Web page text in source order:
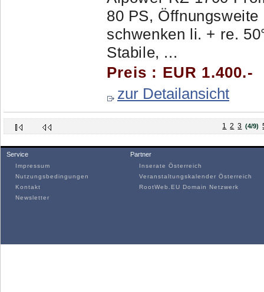
80 PS,
schwenken li. + re.
Stabile, ...
Preis : EUR 1.400.-
zur Detailansicht
1 2 3 (4/9)
Service
Impressum
Nutzungsbedingungen
Kontakt
Newsletter
Partner
Inserate Österreich
Veranstaltungskalender Österreich
RootWeb.EU Domain Netzwerk